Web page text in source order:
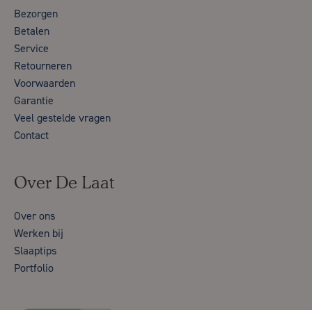
Bezorgen
Betalen
Service
Retourneren
Voorwaarden
Garantie
Veel gestelde vragen
Contact
Over De Laat
Over ons
Werken bij
Slaaptips
Portfolio